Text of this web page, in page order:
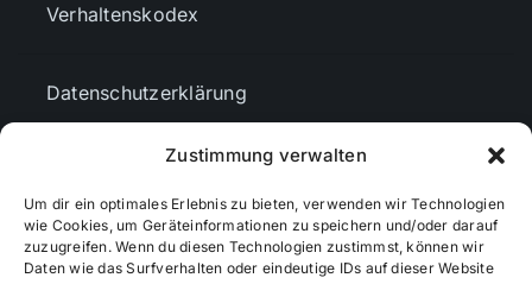
Zustimmung verwalten
Um dir ein optimales Erlebnis zu bieten, verwenden wir Technologien
wie Cookies, um Geräteinformationen zu speichern und/oder darauf
zuzugreifen. Wenn du diesen Technologien zustimmst, können wir
Daten wie das Surfverhalten oder eindeutige IDs auf dieser Website
Verhaltenskodex
Datenschutzerklärung
Cookie-Richtlinie (EU)